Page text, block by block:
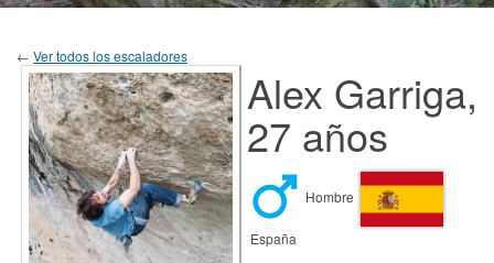
← Ver todos los escaladores
Alex Garriga,
27 años
Hombre
España